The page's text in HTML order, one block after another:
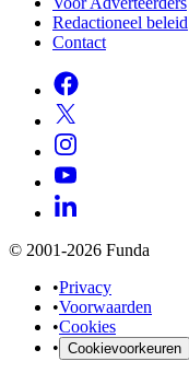
Redactioneel beleid
Contact
© 2001-2026 Funda
•Privacy
•Voorwaarden
•Cookies
• Cookievoorkeuren